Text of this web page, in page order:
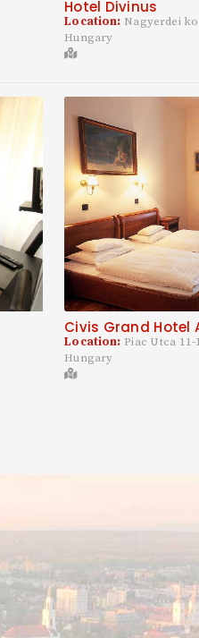
Hotel Divinus
Location: Nagyerdei
Hungary
Civis Grand Hotel
Location: Piac Utca
Hungary